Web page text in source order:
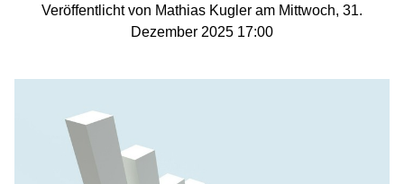
Veröffentlicht von Mathias Kugler am Mittwoch, 31.
Dezember 2025 17:00